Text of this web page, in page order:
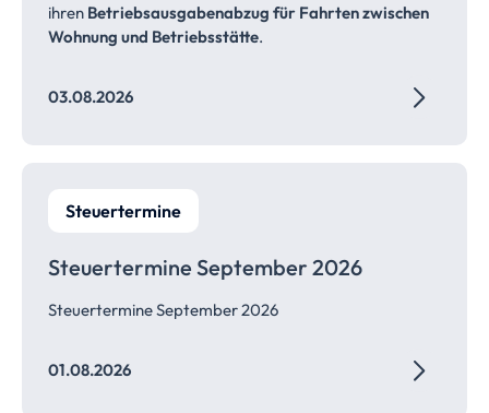
ihren Betriebsausgabenabzug für Fahrten zwischen
Wohnung und Betriebsstätte.
03.08.2026
Steuertermine
Steuertermine September 2026
Steuertermine September 2026
01.08.2026